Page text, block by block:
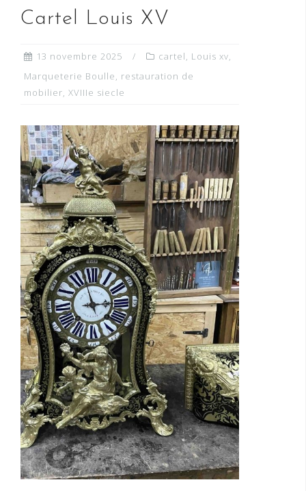
Cartel Louis XV
13 novembre 2025 cartel, Louis xv,
Marqueterie Boulle, restauration de
mobilier, XVIIIe siecle